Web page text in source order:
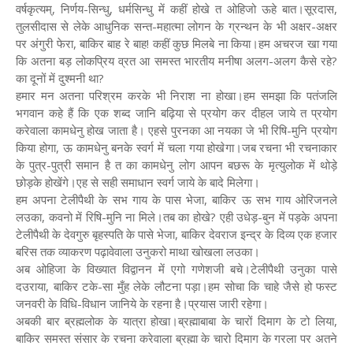
वर्षकृत्यम्, निर्णय-सिन्धु, धर्मसिन्धु में कहीं होखे त ओहिजो ऊहे बात।सूरदास,
तुलसीदास से लेके आधुनिक सन्त-महात्मा लोगन के ग्रन्थन के भी अक्षर-अक्षर
पर अंगुरी फेरा, बाकिर बाह रे बाह! कहीं कुछ मिलबे ना किया।हम अचरज खा गया
कि अतना बड़ लोकप्रिय व्रत आ समस्त भारतीय मनीषा अलग-अलग कैसे रहे?
का दूनों में दुश्मनी था?
हमार मन अतना परिश्रम करके भी निराश ना होखा।हम समझा कि पतंजलि
भगवान कहे हैं कि एक शब्द जानि बढ़िया से प्रयोग कर दीहल जाये त प्रयोग
करेवाला कामधेनु होख जाता है। एहसे पुरनका आ नयका जे भी रिषि-मुनि प्रयोग
किया होगा, ऊ कामधेनु बनके स्वर्ग में चला गया होखेगा।जब रचना भी रचनाकार
के पुत्र-पुत्री समान है त का कामधेनु लोग आपन बछरू के मृत्युलोक में थोड़े
छोड़के होखेंगे।एह से सही समाधान स्वर्ग जाये के बादे मिलेगा।
हम अपना टेलीपैथी के सभ गाय के पास भेजा, बाकिर ऊ सभ गाय ओरिजनले
लउका, कवनो में रिषि-मुनि ना मिले।तब का होखे? एही उधेड़-बुन में पड़के अपना
टेलीपैथी के देवगुरु बृहस्पति के पासे भेजा, बाकिर देवराज इन्द्र के दिव्य एक हजार
बरिस तक व्याकरण पढ़ावेवाला उनुकरो माथा खोखला लउका।
अब ओहिजा के विख्यात विद्वानन में एगो गणेशजी बचे।टेलीपैथी उनुका पासे
दउराया, बाकिर टके-सा मुँह लेके लौटना पड़ा।हम सोचा कि चाहे जैसे हो फस्ट
जनवरी के विधि-विधान जानिये के रहना है।प्रयास जारी रहेगा।
अबकी बार ब्रह्मलोक के यात्रा होखा।ब्रह्माबाबा के चारों दिमाग के टो लिया,
बाकिर समस्त संसार के रचना करेवाला ब्रह्मा के चारो दिमाग के गरला पर अतने